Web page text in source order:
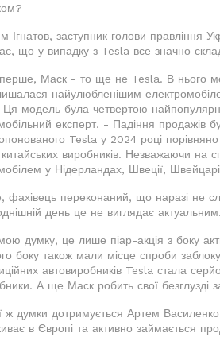
Ігнатов, заступник голови правління
що у випадку з Tesla все значно
Маск - то ще не Tesla. В нього
найулюбленішим
Ця модель була четвертою
експерт. - Падіння продажів
Tesla у 2024 році
китайських виробників. Незважаючи на
у Нідерландах, Швеції,
фахівець переконаний, що наразі не
день це не виглядає актуальним.
думку, це лише піар-акція з боку
боку також мали місце спроби
автовиробників Tesla стала
А ще Маск робить свої безглузді
ж думки дотримується Артем
в Європі та активно займається